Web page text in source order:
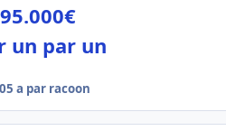
un par un
5 a par racoon